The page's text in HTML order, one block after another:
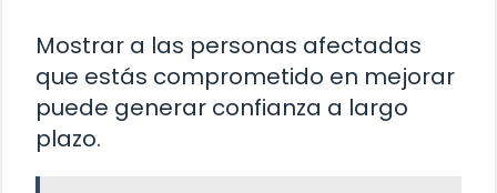
Mostrar a las personas afectadas
que estás comprometido en mejorar
puede generar confianza a largo
plazo.